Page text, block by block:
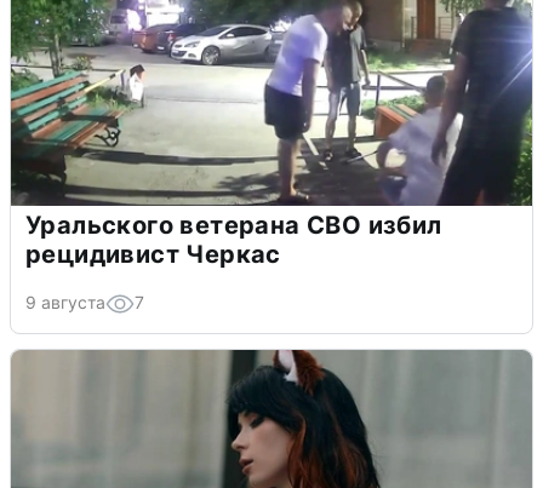
Уральского ветерана СВО избил
рецидивист Черкас
9 августа 7